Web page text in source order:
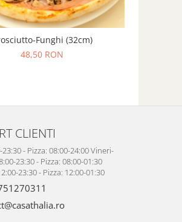
Funghi (32cm)
48,50 RON
CLIENTI
- Pizza: 08:00-24:00 Vineri-
23:30 - Pizza: 08:00-01:30
23:30 - Pizza: 12:00-01:30